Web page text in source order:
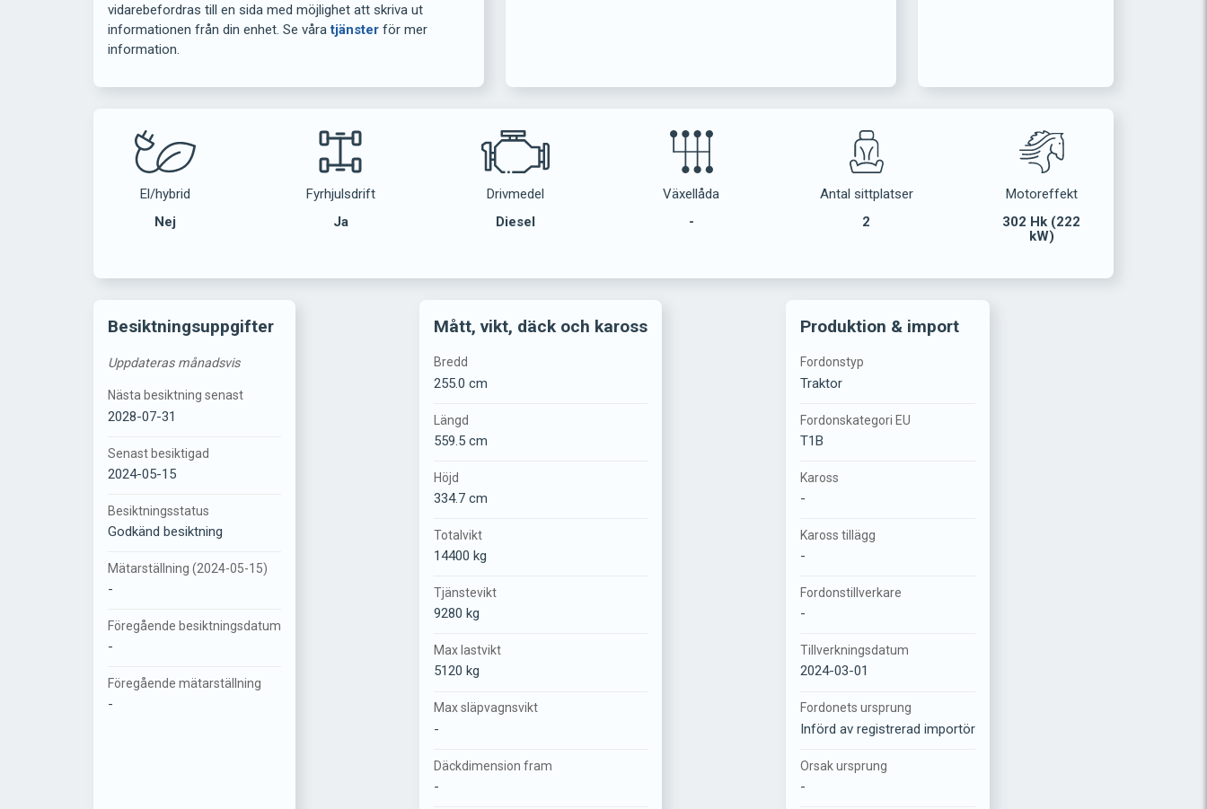
vidarebefordras till en sida med möjlighet att skriva ut
informationen från din enhet. Se våratjänster för mer
information.
El/hybrid
Nej
Fyrhjulsdrift
Ja
Drivmedel
Diesel
Växellåda
-
Antal sittplatser
2
Motoreffekt
302 Hk (222
kW)
Besiktningsuppgifter
Uppdateras månadsvis
Nästa besiktning senast
2028-07-31
Senast besiktigad
2024-05-15
Besiktningsstatus
Godkänd besiktning
Mätarställning (2024-05-15)
-
Föregående besiktningsdatum
-
Föregående mätarställning
-
Mått, vikt, däck och kaross
Bredd
255.0 cm
Längd
559.5 cm
Höjd
334.7 cm
Totalvikt
14400 kg
Tjänstevikt
9280 kg
Max lastvikt
5120 kg
Max släpvagnsvikt
-
Däckdimension fram
-
Produktion & import
Fordonstyp
Traktor
Fordonskategori EU
T1B
Kaross
-
Kaross tillägg
-
Fordonstillverkare
-
Tillverkningsdatum
2024-03-01
Fordonets ursprung
Införd av registrerad importör
Orsak ursprung
-